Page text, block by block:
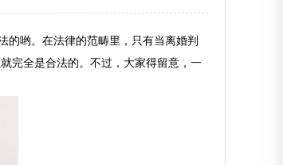
的哟。在法律的范畴里，只有当离婚判
完全是合法的。不过，大家得留意，一